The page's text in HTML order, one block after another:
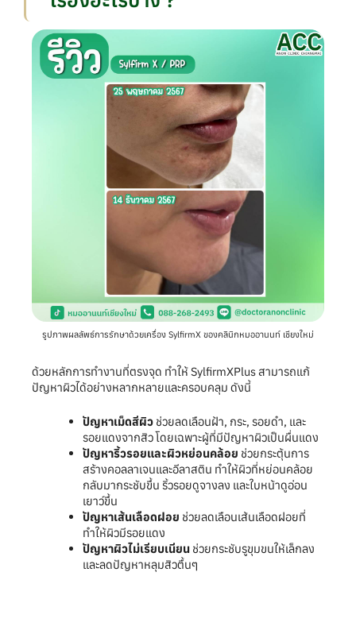
รูปภาพผลลัพธ์การรักษาด้วยเครื่อง SylfirmX ของคลินิกหมออานนท์ เชียงใหม่
ด้วยหลักการทำงานที่ตรงจุด ทำให้ SylfirmXPlus สามารถแก้
ปัญหาผิวได้อย่างหลากหลายและครอบคลุม ดังนี้
ปัญหาเม็ดสีผิวช่วยลดเลือนฝ้า, กระ, รอยดำ, และ
รอยแดงจากสิว โดยเฉพาะผู้ที่มีปัญหาผิวเป็นผื่นแดง
ปัญหาริ้วรอยและผิวหย่อนคล้อย ช่วยกระตุ้นการ
สร้างคอลลาเจนและอีลาสติน ทำให้ผิวที่หย่อนคล้อย
กลับมากระชับขึ้น ริ้วรอยดูจางลง และใบหน้าดูอ่อน
เยาว์ขึ้น
ปัญหาเส้นเลือดฝอย ช่วยลดเลือนเส้นเลือดฝอยที่
ทำให้ผิวมีรอยแดง
ปัญหาผิวไม่เรียบเนียนช่วยกระชับรูขุมขนให้เล็กลง
และลดปัญหาหลุมสิวตื้นๆ